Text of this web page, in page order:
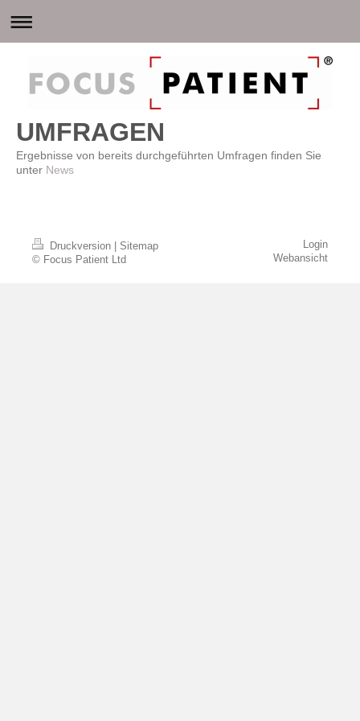
UMFRAGEN
Ergebnisse von bereits durchgeführten Umfragen finden Sie
unter News
Druckversion
Sitemap
© Focus Patient Ltd
Login
Webansicht